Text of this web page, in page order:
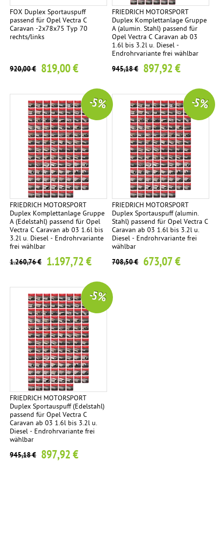
FOX Duplex Sportauspuff
passend für Opel Vectra C
Caravan -2x78x75 Typ 70
rechts/links
920,00 € 819,00 €
FRIEDRICH MOTORSPORT
Duplex Komplettanlage Gruppe
A (alumin. Stahl) passend für
Opel Vectra C Caravan ab 03
1.6l bis 3.2l u. Diesel -
Endrohrvariante frei wählbar
945,18 € 897,92 €
FRIEDRICH MOTORSPORT
Duplex Komplettanlage Gruppe
A (Edelstahl) passend für Opel
Vectra C Caravan ab 03 1.6l bis
3.2l u. Diesel - Endrohrvariante
frei wählbar
1.260,76 € 1.197,72 €
-5 %
FRIEDRICH MOTORSPORT
Duplex Sportauspuff (alumin.
Stahl) passend für Opel Vectra C
Caravan ab 03 1.6l bis 3.2l u.
Diesel - Endrohrvariante frei
wählbar
708,50 € 673,07 €
-5 %
FRIEDRICH MOTORSPORT
Duplex Sportauspuff (Edelstahl)
passend für Opel Vectra C
Caravan ab 03 1.6l bis 3.2l u.
Diesel - Endrohrvariante frei
wählbar
945,18 € 897,92 €
-5 %